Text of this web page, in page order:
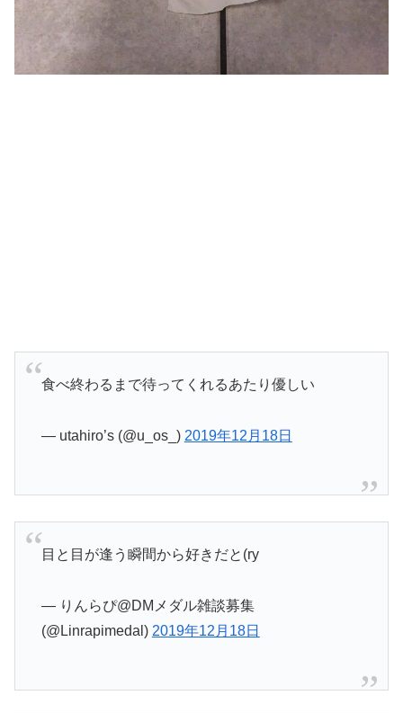
食べ終わるまで待ってくれるあたり優しい
— utahiro’s (@u_os_) 2019年12月18日
目と目が逢う瞬間から好きだと(ry
— りんらぴ@DMメダル雑談募集
(@Linrapimedal) 2019年12月18日